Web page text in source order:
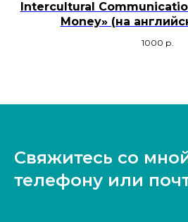
Intercultural
Money» (на
1000 р.
Свяжитесь со
телефону или